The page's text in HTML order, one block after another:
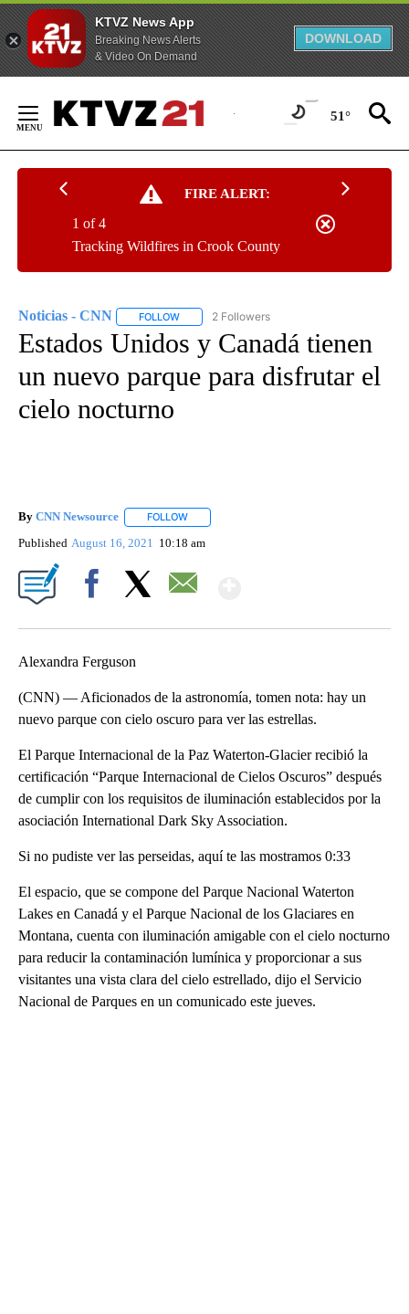
KTVZ News App
Breaking News Alerts
& Video On Demand
DOWNLOAD
Content
51°
FIRE ALERT:
Tracking Wildfires in Crook County
1 of 4
Noticias - CNN FOLLOW FOLLOW "NOTICIAS - CNN" TO RECEIVE
2 Followers
Estados Unidos y Canadá tienen
un nuevo parque para disfrutar el
cielo nocturno
By CNN Newsource FOLLOW
Published August 16, 2021 10:18 am
Alexandra Ferguson
(CNN) — Aficionados de la astronomía, tomen nota: hay un
nuevo parque con cielo oscuro para ver las estrellas.
El Parque Internacional de la Paz Waterton-Glacier recibió la
certificación “Parque Internacional de Cielos Oscuros” después
de cumplir con los requisitos de iluminación establecidos por la
asociación International Dark Sky Association.
Si no pudiste ver las perseidas, aquí te las mostramos 0:33
El espacio, que se compone del Parque Nacional Waterton
Lakes en Canadá y el Parque Nacional de los Glaciares en
Montana, cuenta con iluminación amigable con el cielo nocturno
para reducir la contaminación lumínica y proporcionar a sus
visitantes una vista clara del cielo estrellado, dijo el Servicio
Nacional de Parques en un comunicado este jueves.